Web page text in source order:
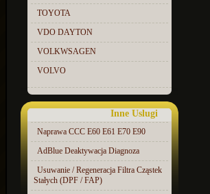
TOYOTA
VDO DAYTON
VOLKWSAGEN
VOLVO
Inne Uslugi
Naprawa CCC E60 E61 E70 E90
AdBlue Deaktywacja Diagnoza
Usuwanie / Regeneracja Filtra Cząstek
Stałych (DPF / FAP)